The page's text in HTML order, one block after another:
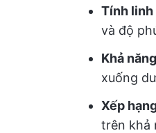
Tính linh
và độ
Khả
xuống
Xếp
trên khả